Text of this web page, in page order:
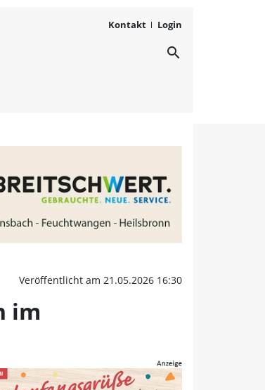
Kontakt Login
in
search
Veröffentlicht am 21.05.2026 16:30
im